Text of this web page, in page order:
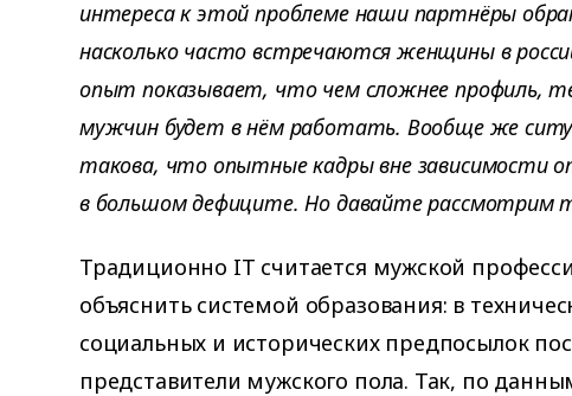
интереса к этой проблеме наши партнёры
насколько часто встречаются женщины в
опыт показывает, что чем сложнее профиль,
мужчин будет в нём работать. Вообще же
такова, что опытные кадры вне зависимости
в большом дефиците. Но давайте рассмотрим
Традиционно IT считается мужской
объяснить системой образования: в
социальных и исторических предпосылок
представители мужского пола. Так, по